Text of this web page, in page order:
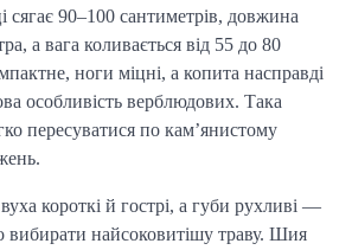
сягає 90–100 сантиметрів, довжина
а вага коливається від 55 до 80
ноги міцні, а копита насправді
особливість верблюдових. Така
пересуватися по кам’янистому
короткі й гострі, а губи рухливі —
вибирати найсоковитішу траву. Шия